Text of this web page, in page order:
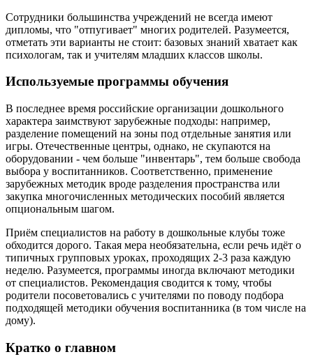
Сотрудники большинства учреждений не всегда имеют
дипломы, что "отпугивает" многих родителей. Разумеется,
отметать эти варианты не стоит: базовых знаний хватает как
психологам, так и учителям младших классов школы.
Используемые программы обучения
В последнее время российские организации дошкольного
характера заимствуют зарубежные подходы: например,
разделение помещений на зоны под отдельные занятия или
игры. Отечественные центры, однако, не скупаются на
оборудовании - чем больше "инвентарь", тем больше свобода
выбора у воспитанников. Соответственно, применение
зарубежных методик вроде разделения пространства или
закупка многочисленных методических пособий является
опциональным шагом.
Приём специалистов на работу в дошкольные клубы тоже
обходится дорого. Такая мера необязательна, если речь идёт о
типичных групповых уроках, проходящих 2-3 раза каждую
неделю. Разумеется, программы иногда включают методики
от специалистов. Рекомендация сводится к тому, чтобы
родители посоветовались с учителями по поводу подбора
подходящей методики обучения воспитанника (в том числе на
дому).
Кратко о главном